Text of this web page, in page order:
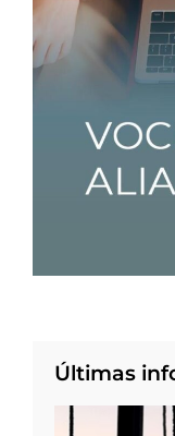
Últimas